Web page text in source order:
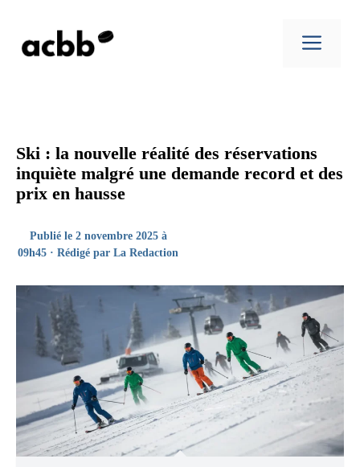
contenu
Ski : la nouvelle réalité des réservations
inquiète malgré une demande record et des
prix en hausse
Publié le 2 novembre 2025 à
09h45 · Rédigé par La Redaction